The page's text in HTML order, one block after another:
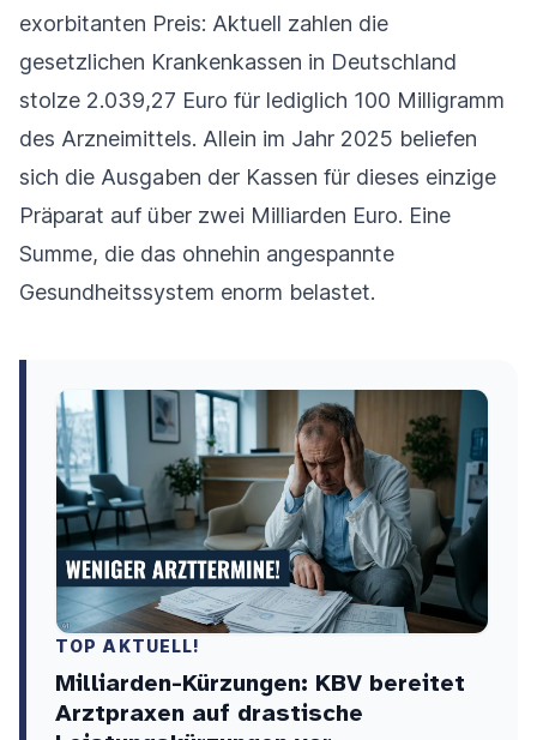
exorbitanten Preis: Aktuell zahlen die
gesetzlichen Krankenkassen in Deutschland
stolze 2.039,27 Euro für lediglich 100 Milligramm
des Arzneimittels. Allein im Jahr 2025 beliefen
sich die Ausgaben der Kassen für dieses einzige
Präparat auf über zwei Milliarden Euro. Eine
Summe, die das ohnehin angespannte
Gesundheitssystem enorm belastet.
TOP AKTUELL!
Milliarden-Kürzungen: KBV bereitet
Arztpraxen auf drastische